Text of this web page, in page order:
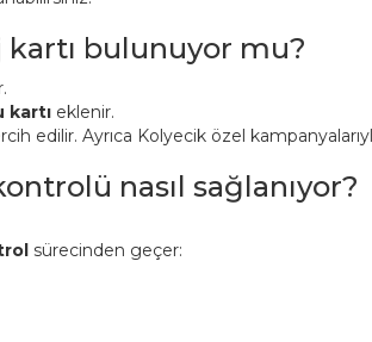
bulunuyor mu?
kartı eklenir.
edilir. Ayrıca Kolyecik özel
nasıl sağlanıyor?
sürecinden geçer: